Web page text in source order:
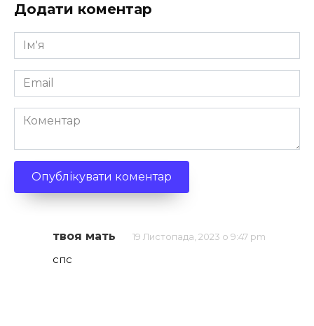
Додати коментар
Ім'я
*
Email
*
Коментар
твоя мать 19 Листопада, 2023 о 9:47 pm
спс